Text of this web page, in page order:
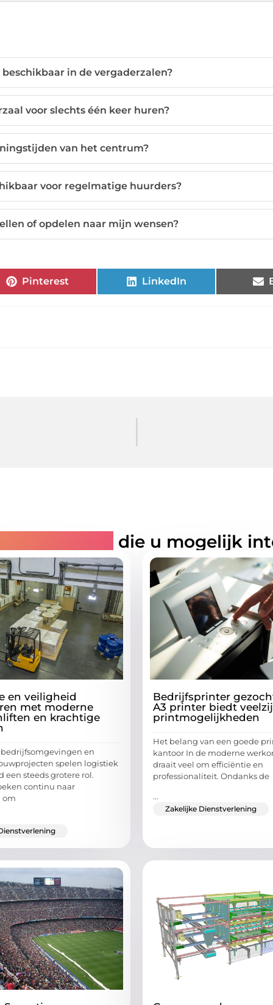
in de vergaderzalen?
voor slechts één keer huren?
van het centrum?
voor regelmatige huurders?
of opdelen naar mijn wensen?
Pinterest LinkedIn
die u mogelijk
en veiligheid
met moderne
en krachtige
en
spelen logistiek
een steeds grotere rol.
continu naar
om
Bedrijfsprinter
A3 printer biedt
printmogelijkheden
Het belang van een goede
kantoor In de moderne
draait veel om efficiëntie en
professionaliteit. Ondanks de
...
Zakelijke Dienstverlening